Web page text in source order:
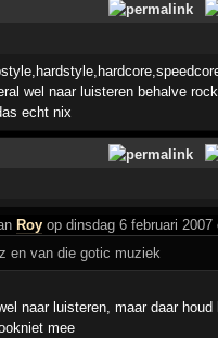
wel naar luisteren behalve
echt nix
Roy op dinsdag 6 februari 2007
en van die gotic muziek
naar luisteren, maar daar
mee